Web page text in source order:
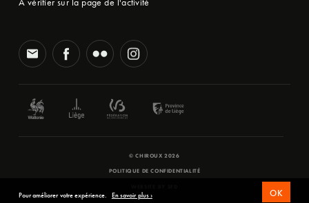
À vérifier sur la page de l'activité
© CHIROUX 2026
POLITIQUE DE CONFIDENTIALITÉ
Pour améliorer votre expérience. En savoir plus › OK